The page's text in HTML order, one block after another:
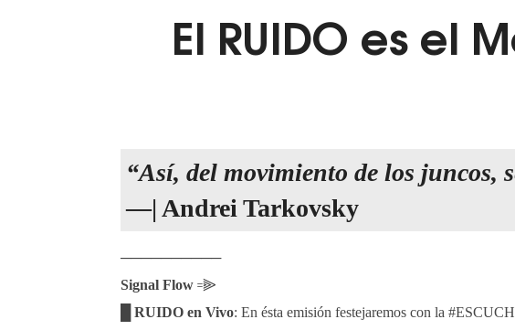
El RUIDO es el M
“Así, del movimiento de los juncos,
—| Andrei Tarkovsky
──────────
Signal Flow ꞊⫸
█ RUIDO en Vivo: En ésta emisión festejaremos con la